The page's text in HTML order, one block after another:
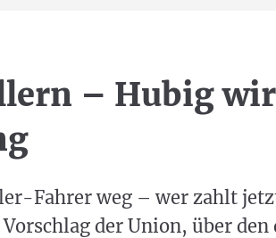
– Hubig
Fahrer weg – wer zahlt
der Union, über den